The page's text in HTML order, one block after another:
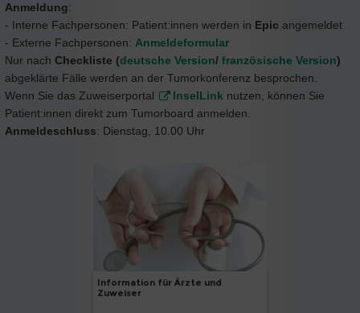
Anmeldung:
- Interne Fachpersonen: Patient:innen werden in Epic angemeldet
- Externe Fachpersonen: Anmeldeformular
Nur nach Checkliste (deutsche Version/ französische Version)
abgeklärte Fälle werden an der Tumorkonferenz besprochen.
Wenn Sie das Zuweiserportal
InselLink nutzen, können Sie
Patient:innen direkt zum Tumorboard anmelden.
Anmeldeschluss: Dienstag, 10.00 Uhr
Information für Ärzte und
Zuweiser